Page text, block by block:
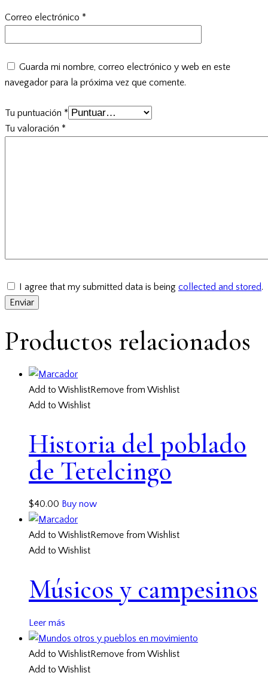
Correo electrónico *
Guarda mi nombre, correo electrónico y web en este
navegador para la próxima vez que comente.
Tu puntuación *
Tu valoración *
I agree that my submitted data is being collected and stored.
Productos relacionados
Add to WishlistRemove from Wishlist
Add to Wishlist
Historia del poblado
de Tetelcingo
$40.00 Buy now
Add to WishlistRemove from Wishlist
Add to Wishlist
Músicos y campesinos
Leer más
Add to WishlistRemove from Wishlist
Add to Wishlist